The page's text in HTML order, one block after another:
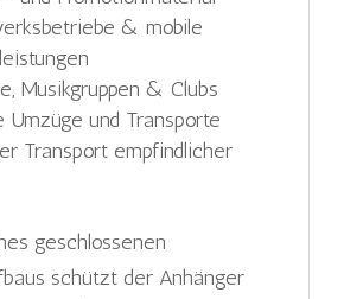
& mobile
Musikgruppen & Clubs
Umzüge und Transporte
Transport empfindlicher
geschlossenen
schützt der Anhänger